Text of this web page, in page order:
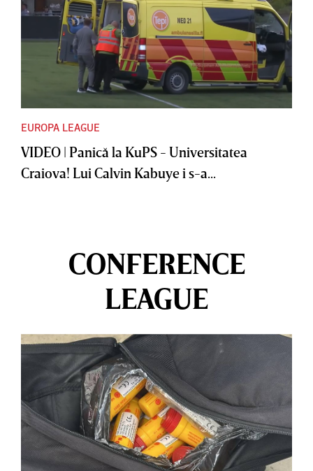
EUROPA LEAGUE
VIDEO | Panică la KuPS - Universitatea
Craiova! Lui Calvin Kabuye i s-a...
CONFERENCE
LEAGUE